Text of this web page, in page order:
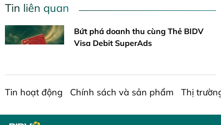
Tin liên quan
Bứt phá doanh thu cùng Thẻ BIDV
Visa Debit SuperAds
Tin hoạt động Chính sách và sản phẩm Thị